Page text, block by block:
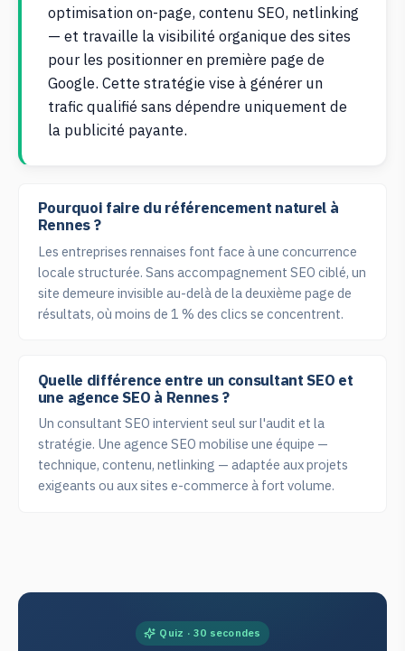
optimisation on-page, contenu SEO, netlinking
— et travaille la visibilité organique des sites
pour les positionner en première page de
Google. Cette stratégie vise à générer un
trafic qualifié sans dépendre uniquement de
la publicité payante.
Pourquoi faire du référencement naturel à
Rennes ?
Les entreprises rennaises font face à une concurrence
locale structurée. Sans accompagnement SEO ciblé, un
site demeure invisible au-delà de la deuxième page de
résultats, où moins de 1 % des clics se concentrent.
Quelle différence entre un consultant SEO et
une agence SEO à Rennes ?
Un consultant SEO intervient seul sur l'audit et la
stratégie. Une agence SEO mobilise une équipe —
technique, contenu, netlinking — adaptée aux projets
exigeants ou aux sites e-commerce à fort volume.
Quiz · 30 secondes